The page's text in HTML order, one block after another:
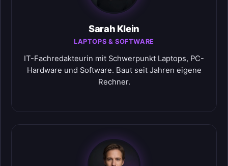
Sarah Klein
LAPTOPS & SOFTWARE
IT-Fachredakteurin mit Schwerpunkt Laptops, PC-
Hardware und Software. Baut seit Jahren eigene
Rechner.